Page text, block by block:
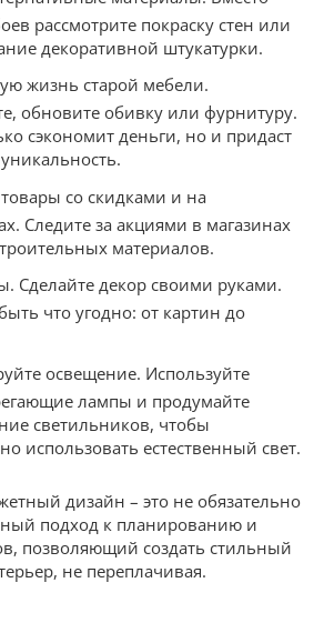
рассмотрите покраску стен или
декоративной штукатурки.
жизнь старой мебели.
обновите обивку или фурнитуру.
сэкономит деньги, но и придаст
со скидками и на
Следите за акциями в магазинах
материалов.
Сделайте декор своими руками.
что угодно: от картин до
освещение. Используйте
лампы и продумайте
светильников, чтобы
использовать естественный свет.
дизайн – это не обязательно
подход к планированию и
позволяющий создать стильный
не переплачивая.